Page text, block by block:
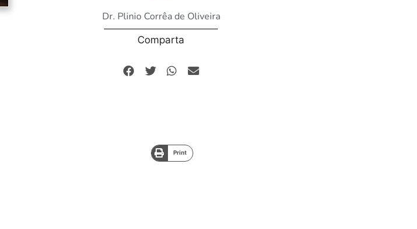
Dr. Plinio Corrêa de Oliveira
Comparta
Print